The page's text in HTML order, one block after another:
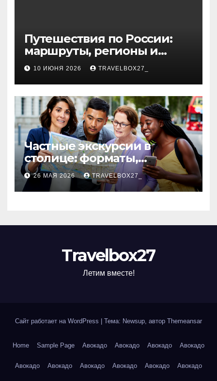
Путешествия по России:
маршруты, регионы и
особенности поездок
10 ИЮНЯ 2026 TRAVELBOX27_
Частные экскурсии в
столице: форматы,
маршруты и особенности
организации
26 МАЯ 2026 TRAVELBOX27_
Travelbox27
Летим вместе!
Сайт работает на WordPress Тема: Newsup, автор Themeansar
Home Sample Page Авокадо Авокадо Авокадо Авокадо
Авокадо Авокадо Авокадо Авокадо Авокадо Авокадо